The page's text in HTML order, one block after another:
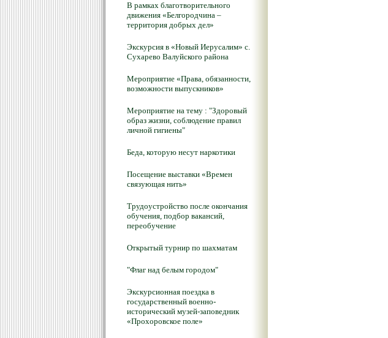
В рамках благотворительного
движения «Белгородчина –
территория добрых дел»
Экскурсия в «Новый Иерусалим» с.
Сухарево Валуйского района
Мероприятие «Права, обязанности,
возможности выпускников»
Мероприятие на тему : "Здоровый
образ жизни, соблюдение правил
личной гигиены"
Беда, которую несут наркотики
Посещение выставки «Времен
связующая нить»
Трудоустройство после окончания
обучения, подбор вакансий,
переобучение
Открытый турнир по шахматам
"Флаг над белым городом"
Экскурсионная поездка в
государственный военно-
исторический музей-заповедник
«Прохоровское поле»